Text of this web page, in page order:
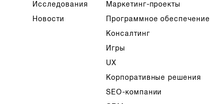
Исследования
Новости
Маркетинг-проекты
Программное обеспечение
Консалтинг
Игры
UX
Корпоративные решения
SEO-компании